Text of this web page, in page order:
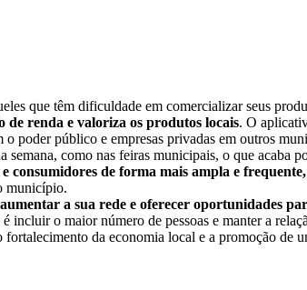
que têm dificuldade em comercializar seus
renda e valoriza os produtos locais. O
poder público e empresas privadas em outros
como nas feiras municipais, o que acaba
consumidores de forma mais ampla e frequente,
município.
a sua rede e oferecer oportunidades
incluir o maior número de pessoas e manter a
da economia local e a promoção de